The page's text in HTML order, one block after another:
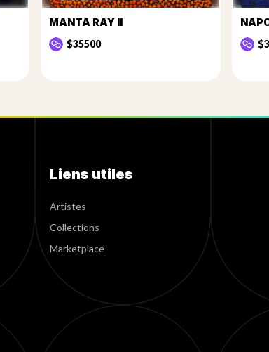
MANTA RAY II
$35500
Liens utiles
Artistes
Collections
Marketplace